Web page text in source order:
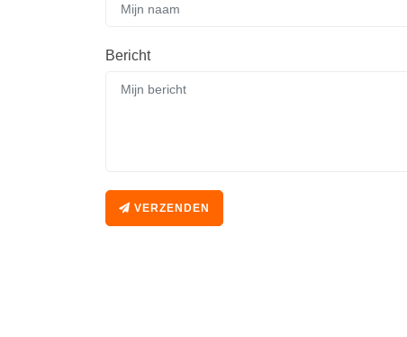
Bericht
VERZENDEN